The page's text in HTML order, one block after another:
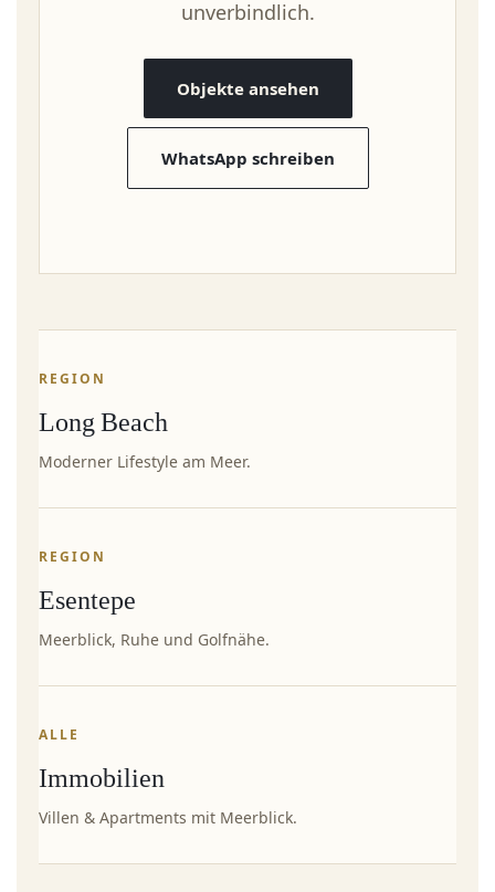
unverbindlich.
Objekte ansehen
WhatsApp schreiben
REGION
Long Beach
Moderner Lifestyle am Meer.
REGION
Esentepe
Meerblick, Ruhe und Golfnähe.
ALLE
Immobilien
Villen & Apartments mit Meerblick.